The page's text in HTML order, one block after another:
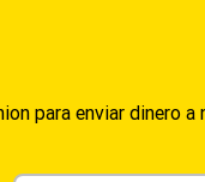
para enviar dinero a